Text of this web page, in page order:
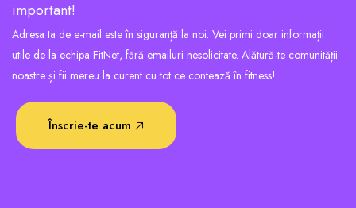
important!
Adresa ta de e-mail este în siguranță la noi. Vei primi doar informații
utile de la echipa FitNet, fără emailuri nesolicitate. Alătură-te comunității
noastre și fii mereu la curent cu tot ce contează în fitness!
Înscrie-te acum